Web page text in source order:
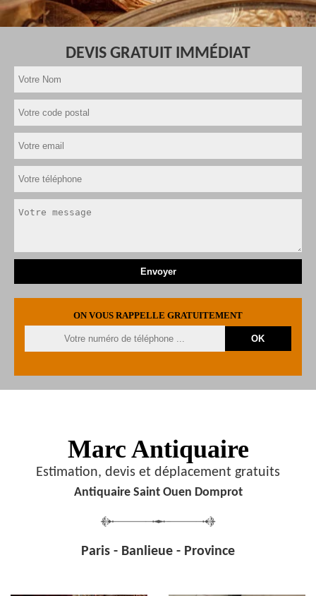
DEVIS GRATUIT IMMÉDIAT
ON VOUS RAPPELLE GRATUITEMENT
Marc Antiquaire
Estimation, devis et déplacement gratuits
Antiquaire Saint Ouen Domprot
Paris - Banlieue - Province